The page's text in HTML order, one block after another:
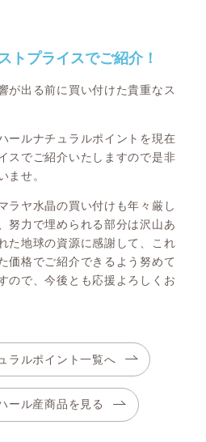
トプライスでご紹介！
が出る前に買い付けた貴重なス
ールナチュラルポイントを現在
スでご紹介いたしますので是非
ませ。
ラヤ水晶の買い付けも年々厳し
努力で埋められる部分は沢山あ
た地球の資源に感謝して、これ
価格でご紹介できるよう努めて
ので、今後とも応援よろしくお
ラルポイント一覧へ
ール産商品を見る